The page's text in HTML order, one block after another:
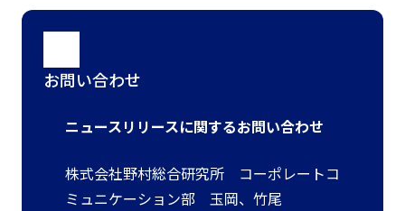
お問い合わせ
ニュースリリースに関するお問い合わせ
株式会社野村総合研究所 コーポレートコ
ミュニケーション部 玉岡、竹尾